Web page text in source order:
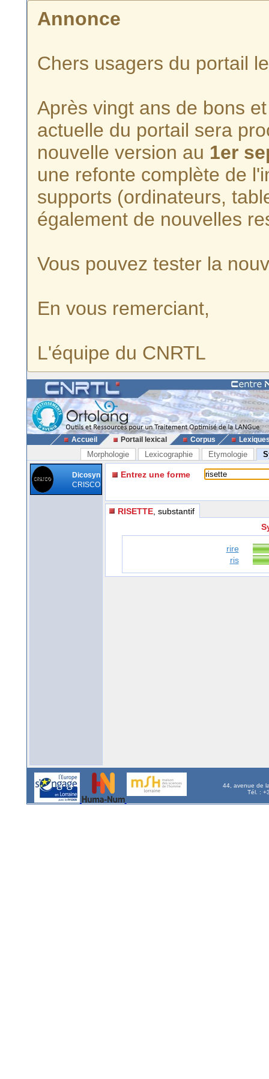
Annonce
Chers usagers du portail
Après vingt ans de bons
actuelle du portail sera
nouvelle version au 1er
une refonte complète de
supports (ordinateurs,
également de nouvelles
Vous pouvez tester la
En vous remerciant,
L'équipe du CNRTL
Accueil Portail lexical Corpus
Morphologie Lexicographie Etymologie
Dicosyn
CRISCO
Entrez une forme
RISETTE , substantif
rire
ris
44, avenue de
Tél. :